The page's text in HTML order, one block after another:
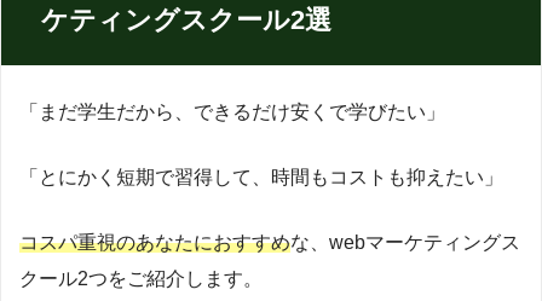
ケティングスクール2選
「まだ学生だから、できるだけ安くで学びたい」
「とにかく短期で習得して、時間もコストも抑えたい」
コスパ重視のあなたにおすすめな、webマーケティングス
クール2つをご紹介します。